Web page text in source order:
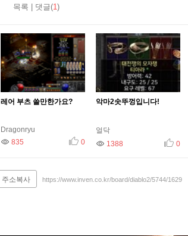
목록 댓글(1)
레어 부츠 쓸만한가요?
Dragonryu
835 0
악마2솟뚜껑입니다!
얼닥
조회
1388 0
조회
주소복사 https://www.inven.co.kr/board/diablo2/5744/1629